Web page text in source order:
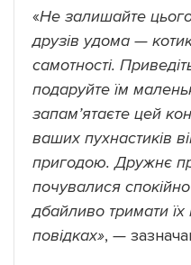
«Не залишайте
друзів удома —
самотності.
подаруйте їм
запам’ятаєте цей
ваших пухнастиків
пригодою. Дружнє
почувалися
дбайливо тримати
повідках», —